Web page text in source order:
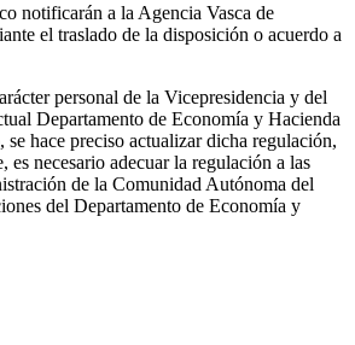
notificarán a la Agencia Vasca de
el traslado de la disposición o acuerdo a
personal de la Vicepresidencia y del
Departamento de Economía y Hacienda
hace preciso actualizar dicha regulación,
necesario adecuar la regulación a las
de la Comunidad Autónoma del
del Departamento de Economía y